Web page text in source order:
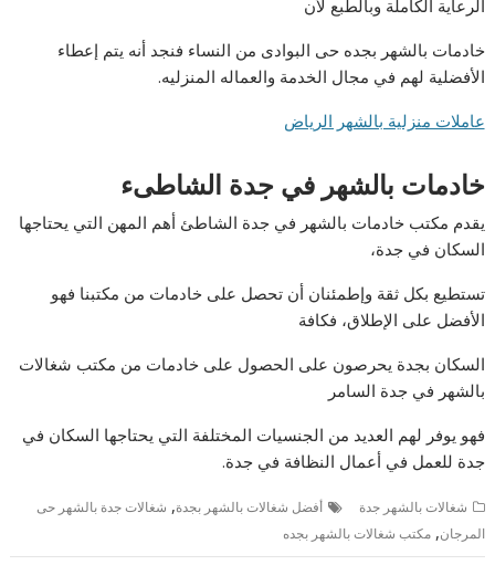
الرعاية الكاملة وبالطبع لأن
خادمات بالشهر بجده حى البوادى من النساء فنجد أنه يتم إعطاء
الأفضلية لهم في مجال الخدمة والعماله المنزليه.
عاملات منزلية بالشهر الرياض
خادمات بالشهر في جدة الشاطىء
يقدم مكتب خادمات بالشهر في جدة الشاطئ أهم المهن التي يحتاجها
السكان في جدة،
تستطيع بكل ثقة وإطمئنان أن تحصل على خادمات من مكتبنا فهو
الأفضل على الإطلاق، فكافة
السكان بجدة يحرصون على الحصول على خادمات من مكتب شغالات
بالشهر في جدة السامر
فهو يوفر لهم العديد من الجنسيات المختلفة التي يحتاجها السكان في
جدة للعمل في أعمال النظافة في جدة.
شغالات بالشهر جدة أفضل شغالات بالشهر بجدة, شغالات جدة بالشهر حى
المرجان,مكتب شغالات بالشهر بجده